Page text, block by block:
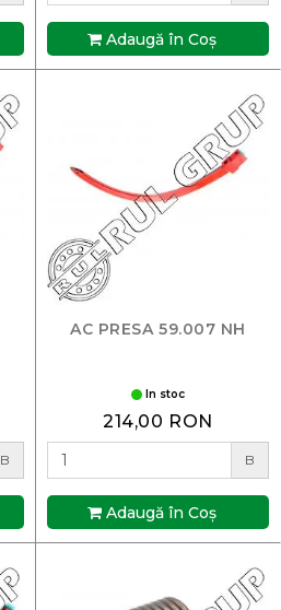
Adaugă în Coş
B
AC PRESA 59.007 NH
In stoc
214,00 RON
B
Adaugă în Coş